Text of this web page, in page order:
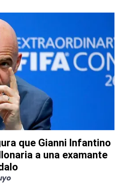
que Gianni Infantino
a una examante